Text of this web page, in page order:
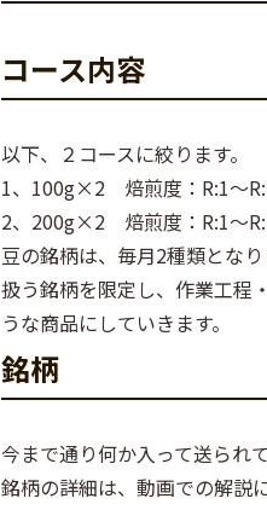
コース内容
以下、２コースに絞ります。
1、100g×2 焙煎度：R:1～
2、200g×2 焙煎度：R:1～
豆の銘柄は、毎月2種類となり
扱う銘柄を限定し、作業工程
うな商品にしていきます。
銘柄
今まで通り何か入って送られ
銘柄の詳細は、動画での解説